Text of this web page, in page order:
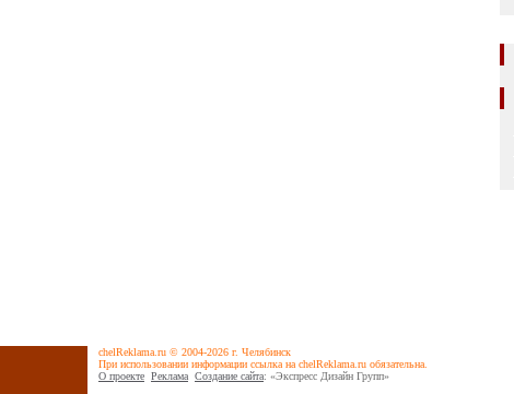
chelReklama.ru © 2004-2026 г. Челябинск
При использовании информации ссылка на chelReklama.ru обязательна.
О проекте Реклама Cоздание сайта: «Экспресс Дизайн Групп»